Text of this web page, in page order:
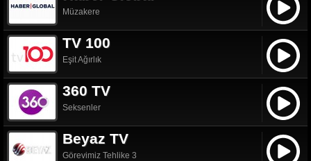
Müzakere
TV 100
Eşit Ağırlık
360 TV
Seksenler
Beyaz TV
Görevimiz Tehlike 3